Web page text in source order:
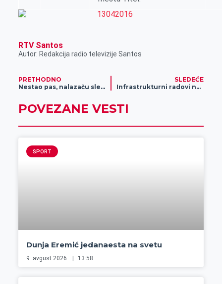
RTV Santos
Autor: Redakcija radio televizije Santos
PRETHODNO
Nestao pas, nalazaču sledi nagrada (foto)
SLEDEĆE
Infrastrukturni radovi na vodovodnoj i kanalizacionoj mreži
POVEZANE VESTI
SPORT
Dunja Eremić jedanaesta na svetu
9. avgust 2026. 13:58